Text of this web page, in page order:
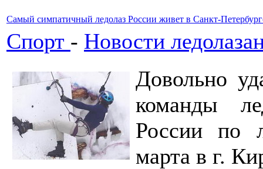
Самый симпатичный ледолаз России живет в Санкт-
Спорт - Новости
Довольно
команды
России по
марта в г.